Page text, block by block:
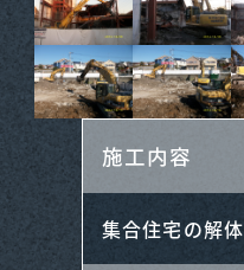
施工内容
集合住宅の解体